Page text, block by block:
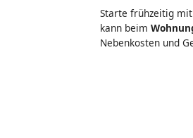
Starte frühzeitig
kann beim
Nebenkosten und